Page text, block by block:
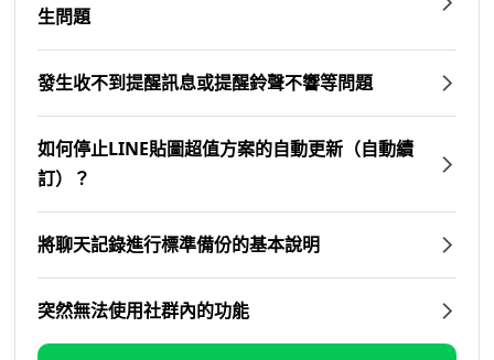
生問題
發生收不到提醒訊息或提醒鈴聲不響等問題
如何停止LINE貼圖超值方案的自動更新（自動續
訂）？
將聊天記錄進行標準備份的基本說明
突然無法使用社群內的功能